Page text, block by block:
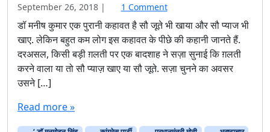
September 26, 2018 | 1 Commento
n
रा
फे
ल
डी
डॉ मनीष कुमार एक पुरानी कहावत है सौ जूते भी खाया और सौ प्याज भी
खाए. लेकिन बहुत कम लोग इस कहावत के पीछे की कहानी जानते हैं.
दरअसल, किसी बड़ी ग़लती पर एक बादशाह ने सज़ा सुनाई कि ग़लती
करने वाला या तो सौ प्याज़ खाए या सौ जूते. सज़ा चुनने का अवसर
उसने […]
Read more »